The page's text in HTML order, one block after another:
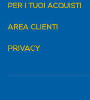
PER I TUOI ACQUISTI
AREA CLIENTI
PRIVACY